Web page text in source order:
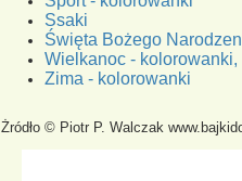
Ssaki
Święta Bożego
Wielkanoc -
Zima - kolorowanki
Żródło © Piotr P. Walczak